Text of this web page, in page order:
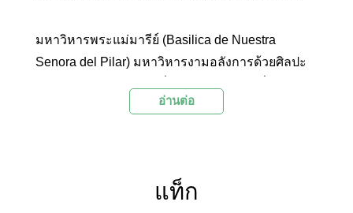
มหาวิหารพระแม่มารีย์ (Basilica de Nuestra
Senora del Pilar) มหาวิหารงามอลังการด้วยศิลปะ
ข้างด้วยหอระฆังทั้งสี่ เด่นตระหง่านริมฝั่งแม่น้ำเอ
อ่านต่อ
แท็ก